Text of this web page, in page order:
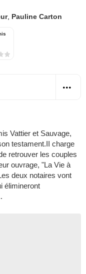
, Pauline Carton
Vattier et Sauvage,
testament.II charge
retrouver les couples
ouvrage, "La Vie à
deux notaires vont
élimineront